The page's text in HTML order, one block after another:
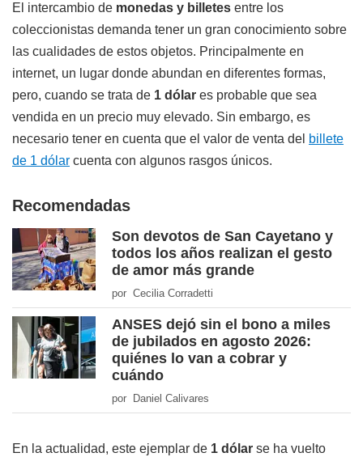
El intercambio de monedas y billetes entre los
coleccionistas demanda tener un gran conocimiento sobre
las cualidades de estos objetos. Principalmente en
internet, un lugar donde abundan en diferentes formas,
pero, cuando se trata de 1 dólar es probable que sea
vendida en un precio muy elevado. Sin embargo, es
necesario tener en cuenta que el valor de venta del billete
de 1 dólar cuenta con algunos rasgos únicos.
Recomendadas
Son devotos de San Cayetano y
todos los años realizan el gesto
de amor más grande
por Cecilia Corradetti
ANSES dejó sin el bono a miles
de jubilados en agosto 2026:
quiénes lo van a cobrar y
cuándo
por Daniel Calivares
En la actualidad, este ejemplar de 1 dólar se ha vuelto